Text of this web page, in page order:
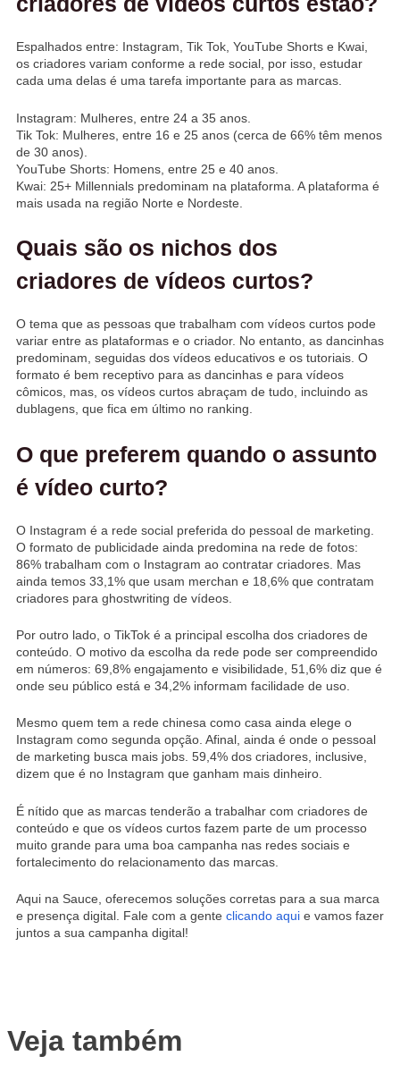
Espalhados entre: Instagram, Tik Tok, YouTube Shorts e Kwai,
os criadores variam conforme a rede social, por isso, estudar
cada uma delas é uma tarefa importante para as marcas.
Instagram: Mulheres, entre 24 a 35 anos.
Tik Tok: Mulheres, entre 16 e 25 anos (cerca de 66% têm menos
de 30 anos).
YouTube Shorts: Homens, entre 25 e 40 anos.
Kwai: 25+ Millennials predominam na plataforma. A plataforma é
mais usada na região Norte e Nordeste.
Quais são os nichos dos
criadores de vídeos curtos?
O tema que as pessoas que trabalham com vídeos curtos pode
variar entre as plataformas e o criador. No entanto, as dancinhas
predominam, seguidas dos vídeos educativos e os tutoriais. O
formato é bem receptivo para as dancinhas e para vídeos
cômicos, mas, os vídeos curtos abraçam de tudo, incluindo as
dublagens, que fica em último no ranking.
O que preferem quando o assunto
é vídeo curto?
O Instagram é a rede social preferida do pessoal de marketing.
O formato de publicidade ainda predomina na rede de fotos:
86% trabalham com o Instagram ao contratar criadores. Mas
ainda temos 33,1% que usam merchan e 18,6% que contratam
criadores para ghostwriting de vídeos.
Por outro lado, o TikTok é a principal escolha dos criadores de
conteúdo. O motivo da escolha da rede pode ser compreendido
em números: 69,8% engajamento e visibilidade, 51,6% diz que é
onde seu público está e 34,2% informam facilidade de uso.
Mesmo quem tem a rede chinesa como casa ainda elege o
Instagram como segunda opção. Afinal, ainda é onde o pessoal
de marketing busca mais jobs. 59,4% dos criadores, inclusive,
dizem que é no Instagram que ganham mais dinheiro.
É nítido que as marcas tenderão a trabalhar com criadores de
conteúdo e que os vídeos curtos fazem parte de um processo
muito grande para uma boa campanha nas redes sociais e
fortalecimento do relacionamento das marcas.
Aqui na Sauce, oferecemos soluções corretas para a sua marca
e presença digital. Fale com a gente clicando aquie vamos fazer
juntos a sua campanha digital!
Veja também